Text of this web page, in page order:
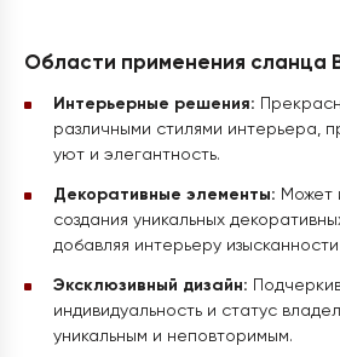
Области применения сланца
Интерьерные решения:
различными стилями интерьера,
уют и элегантность.
Декоративные элементы: Может
создания уникальных
добавляя интерьеру изысканности
Эксклюзивный дизайн:
индивидуальность и статус
уникальным и неповторимым.